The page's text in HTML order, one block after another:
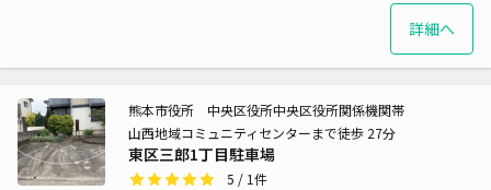
詳細へ
東区三郎1丁目駐車場
熊本市役所 中央区役所中央区役所関係機関帯
山西地域コミュニティセンターまで徒歩 27分
5 / 1件